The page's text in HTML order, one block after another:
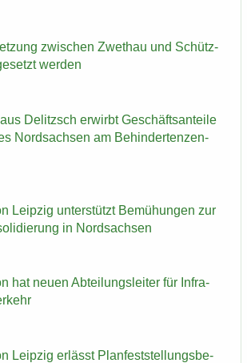
zwi­schen Zwet­hau und Schütz­
wer­den
De­litzsch er­wirbt Ge­schäfts­an­tei­le
Nord­sach­sen am Be­hin­der­ten­zen­
Leip­zig un­ter­stützt Be­mü­hun­gen zur
in Nord­sach­sen
hat neuen Ab­tei­lungs­lei­ter für In­fra­
Leip­zig er­lässt Plan­fest­stel­lungs­be­